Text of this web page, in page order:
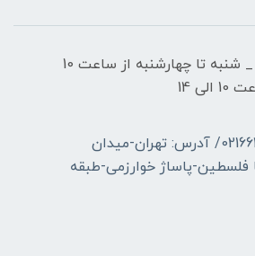
ساعات کاری فروشگاه _ شنبه تا چهارشنبه از ساعت 10
02166454771-۰۹۰۳۹۲۴۲۲۱۱/ آدرس: تهران-میدان
پاساژ خوارزمی-طبقه